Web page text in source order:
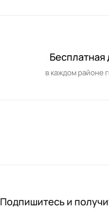
Бесплатная
в каждом районе
Подпишитесь и